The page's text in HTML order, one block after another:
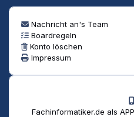
Nachricht an's Team
Boardregeln
Konto löschen
Impressum
Fachinformatiker.de als